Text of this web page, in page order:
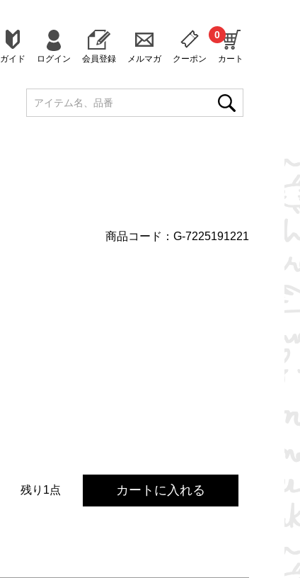
ガイド ログイン 会員登録 メルマガ クーポン カート
0
商品コード：G-7225191221
残り1点 カートに入れる